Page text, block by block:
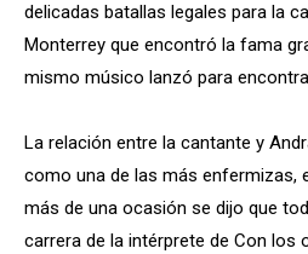
delicadas batallas legales para la
Monterrey que encontró la fama
mismo músico lanzó para
La relación entre la cantante y
como una de las más enfermizas,
más de una ocasión se dijo que
carrera de la intérprete de Con los